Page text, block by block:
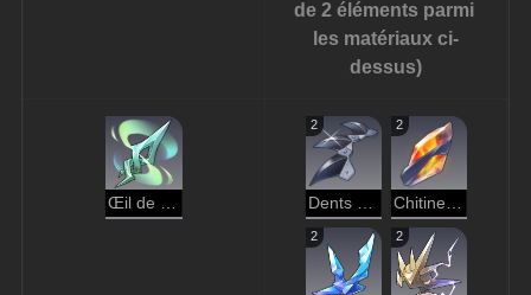
de 2 éléments parmi
les matériaux ci-
dessus)
2 2
2 2